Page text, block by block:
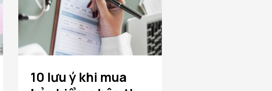
10 lưu ý khi mua